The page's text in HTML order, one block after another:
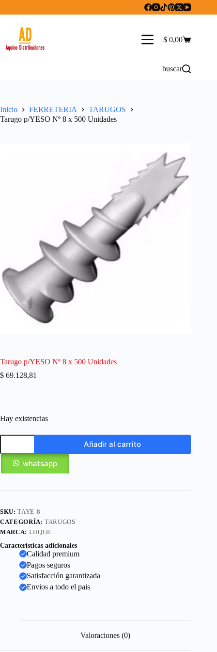
Carro
$ 0,00
buscar
Inicio FERRETERIA
TARUGOS
Tarugo p/YESO Nº 8 x 500 Unidades
Tarugo p/YESO Nº 8 x 500 Unidades
$ 69.128,81
Hay existencias
Añadir al carrito
whatsapp
SKU:TAYE-8
CATEGORÍA:TARUGOS
MARCA: LUQUE
Características adicionales
Calidad premium
Pagos seguros
Satisfacción garantizada
Envios a todo el pais
Valoraciones (0)